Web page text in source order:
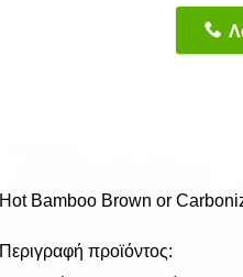
Hot Bamboo Brown or
Περιγραφή προϊόντος: